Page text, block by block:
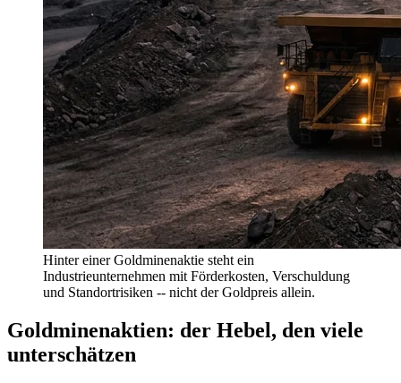
Hinter einer Goldminenaktie steht ein
Industrieunternehmen mit Förderkosten, Verschuldung
und Standortrisiken -- nicht der Goldpreis allein.
Goldminenaktien: der Hebel, den viele
unterschätzen